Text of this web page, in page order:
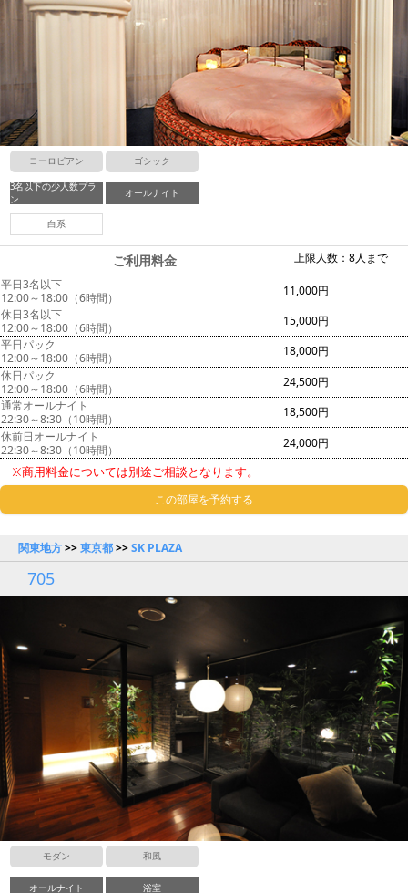
ヨーロピアン ゴシック
3名以下の少人数プラ
ン
オールナイト
白系
上限人数：8人まで
ご利用料金
平日3名以下
12:00～18:00（6時間）
11,000円
休日3名以下
12:00～18:00（6時間）
15,000円
平日パック
12:00～18:00（6時間）
18,000円
休日パック
12:00～18:00（6時間）
24,500円
通常オールナイト
22:30～8:30（10時間）
18,500円
休前日オールナイト
22:30～8:30（10時間）
24,000円
※商用料金については別途ご相談となります。
この部屋を予約する
関東地方>>東京都>>SK PLAZA
705
モダン 和風
オールナイト 浴室